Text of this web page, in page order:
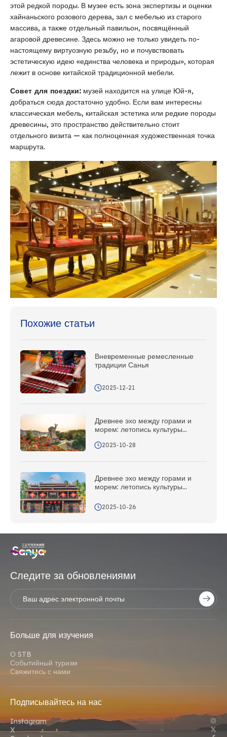
этой редкой породы. В музее есть зона экспертизы и оценки
хайнаньского розового дерева, зал с мебелью из старого
массива, а также отдельный павильон, посвящённый
агаровой древесине. Здесь можно не только увидеть по-
настоящему виртуозную резьбу, но и почувствовать
эстетическую идею «единства человека и природы», которая
лежит в основе китайской традиционной мебели.
Совет для поездки: музей находится на улице Юй-я,
добраться сюда достаточно удобно. Если вам интересны
классическая мебель, китайская эстетика или редкие породы
древесины, это пространство действительно стоит
отдельного визита — как полноценная художественная точка
маршрута.
Похожие статьи
Вневременные ремесленные
традиции Санья
2025-12-21
Древнее эхо между горами и
морем: летопись культуры
I)2025-10-28
Древнее эхо между горами и
морем: летопись культуры
II)2025-10-26
Следите за обновлениями
Больше для изучения
О STB
Событийный туризм
Свяжитесь с нами
Подписывайтесь на нас
Instagram
X